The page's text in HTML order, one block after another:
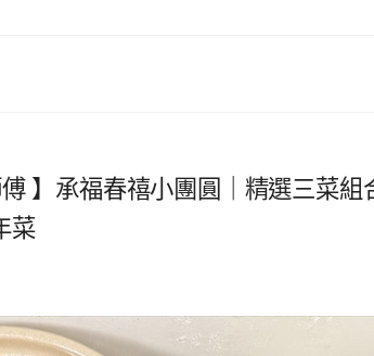
傅 】承福春禧小團圓｜精選三菜組
菜